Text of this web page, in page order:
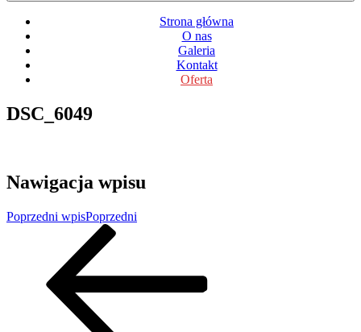
Strona główna
O nas
Galeria
Kontakt
Oferta
DSC_6049
Nawigacja wpisu
Poprzedni wpisPoprzedni